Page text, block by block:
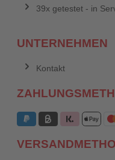
39x getestet - in
UNTERNEHMEN
Kontakt